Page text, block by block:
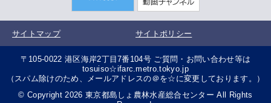
サイトマップ サイトポリシー
〒105-0022 港区海岸2丁目7番104号 ご質問・お問い合わせ等は
tosuiso☆ifarc.metro.tokyo.jp
（スパム除けのため、メールアドレスの＠を☆に変更しております。）
© Copyright 2026 東京都島しょ農林水産総合センター All Rights